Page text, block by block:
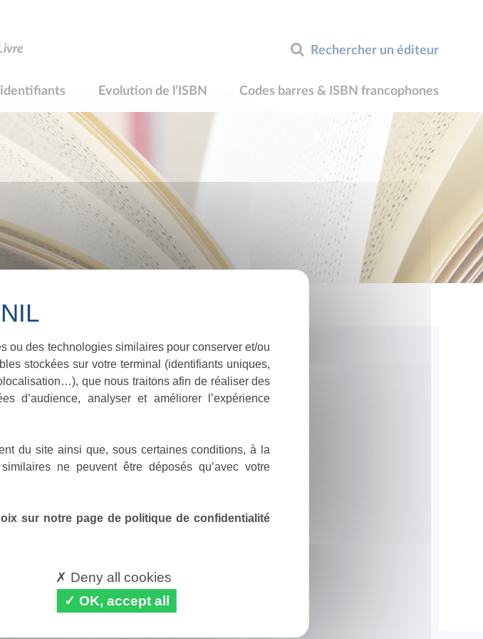
Rechercher un éditeur
identifiants Evolution de l’ISBN Codes barres & ISBN francophones
ou des technologies similaires pour conserver et/ou
stockées sur votre terminal (identifiants uniques,
que nous traitons afin de réaliser des
d’audience, analyser et améliorer l’expérience
du site ainsi que, sous certaines conditions, à la
ne peuvent être déposés qu’avec votre
sur notre page de politique de confidentialité
Deny all cookies
OK, accept all